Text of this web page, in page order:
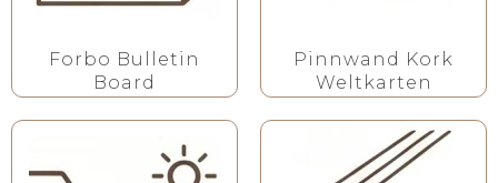
Forbo Bulletin
Board
Pinnwand Kork
Weltkarten